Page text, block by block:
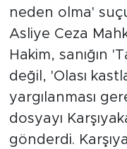
neden olma'
Asliye Ceza
Hakim, sanığın
değil, 'Olası
yargılanması
dosyayı
gönderdi.